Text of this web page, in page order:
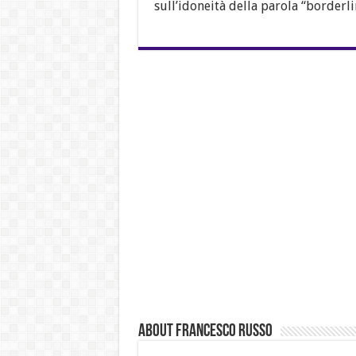
sull’idoneità della parola
About Francesco Russo